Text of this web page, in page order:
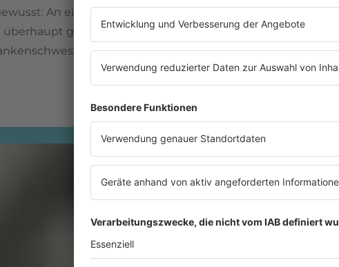
An eine Rock-Karriere hatTina Turner
überhaupt gar nicht gedacht, sondern ging
auf.